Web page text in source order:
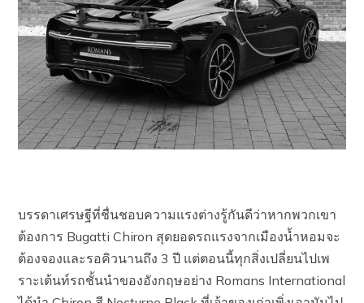
บรรดาเศรษฐีที่ชื่นชอบความแรงต่างรู้กันดีว่าหากพวกเขา
ต้องการ Bugatti Chiron สุดยอดรถแรงจากเมืองน้ำหอมจะ
ต้องจองและรอคิวนานถึง 3 ปี แต่ตอนนี้ทุกสิ่งเปลี่ยนไปเพ
ราะเต้นท์รถชั้นนำของอังกฤษอย่าง Romans International